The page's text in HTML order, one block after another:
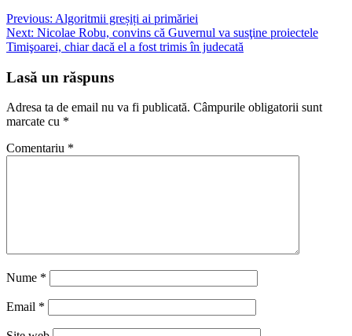
Navigare
în
Previous: Algoritmii greșiți ai primăriei
Next: Nicolae Robu, convins că Guvernul va susţine proiectele
Timişoarei, chiar dacă el a fost trimis în judecată
Lasă un răspuns
Adresa ta de email nu va fi publicată. Câmpurile obligatorii sunt
marcate cu *
Comentariu *
Nume *
Email *